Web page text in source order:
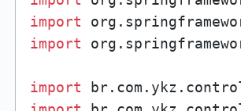
import
import
import